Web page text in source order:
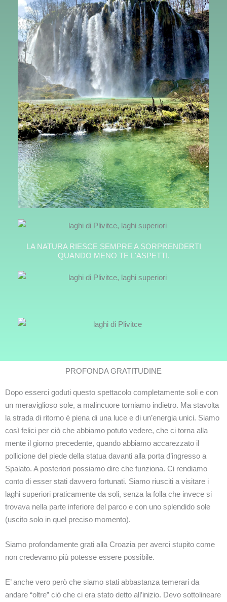
LA NATURA RIESCE SEMPRE A SORPRENDERTI
QUANDO MENO TE L'ASPETTI.
PROFONDA GRATITUDINE
Dopo esserci goduti questo spettacolo completamente soli e con
un meraviglioso sole, a malincuore torniamo indietro. Ma stavolta
la strada di ritorno è piena di una luce e di un’energia unici. Siamo
così felici per ciò che abbiamo potuto vedere, che ci torna alla
mente il giorno precedente, quando abbiamo accarezzato il
pollicione del piede della statua davanti alla porta d’ingresso a
Spalato. A posteriori possiamo dire che funziona. Ci rendiamo
conto di esser stati davvero fortunati. Siamo riusciti a visitare i
laghi superiori praticamente da soli, senza la folla che invece si
trovava nella parte inferiore del parco e con uno splendido sole
(uscito solo in quel preciso momento).
Siamo profondamente grati alla Croazia per averci stupito come
non credevamo più potesse essere possibile.
E’ anche vero però che siamo stati abbastanza temerari da
andare “oltre” ciò che ci era stato detto all’inizio. Devo sottolineare